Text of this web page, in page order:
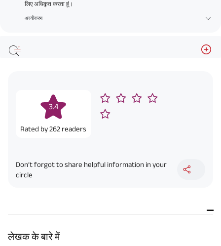
लिए अधिकृत करता हूं।
अस्वीकरण
3.4
Rated by262 readers
Don’t forgot to share helpful information in your
circle
लेखक के बारे में